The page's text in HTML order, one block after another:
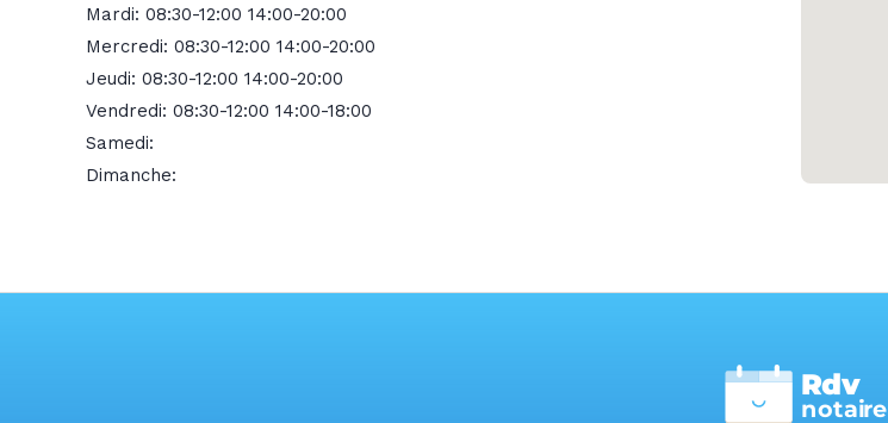
Mardi: 08:30-12:00 14:00-20:00
Mercredi: 08:30-12:00 14:00-20:00
Jeudi: 08:30-12:00 14:00-20:00
Vendredi: 08:30-12:00 14:00-18:00
Samedi:
Dimanche:
notaire
Rdv